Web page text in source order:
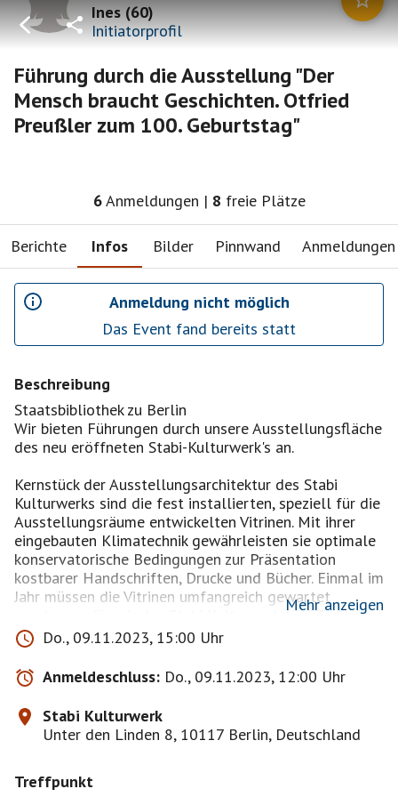
Ines(60)
Initiatorprofil
Führung durch die Ausstellung "Der
Mensch braucht Geschichten. Otfried
Preußler zum 100. Geburtstag"
6Anmeldungen | 8 freie Plätze
Berichte Infos Bilder Pinnwand Anmeldungen
Anmeldung nicht möglich
Das Event fand bereits statt
Beschreibung
Staatsbibliothek zu Berlin
Wir bieten Führungen durch unsere Ausstellungsfläche
des neu eröffneten Stabi-Kulturwerk's an.
Kernstück der Ausstellungsarchitektur des Stabi
Kulturwerks sind die fest installierten, speziell für die
Ausstellungsräume entwickelten Vitrinen. Mit ihrer
eingebauten Klimatechnik gewährleisten sie optimale
konservatorische Bedingungen zur Präsentation
kostbarer Handschriften, Drucke und Bücher. Einmal im
Jahr müssen die Vitrinen umfangreich gewartet
werden, wofür wir das Stabi Kulturwerk fünf Tage
schließen müssen.
Eintritt frei
Barrierefreier Zugang
Wechselausstellungen im Stabi Kulturwerk
»Der Mensch braucht Geschichten«. Otfried Preußler
Mehr anzeigen
Do., 09.11.2023, 15:00 Uhr
Anmeldeschluss: Do., 09.11.2023, 12:00 Uhr
Stabi Kulturwerk
Unter den Linden 8, 10117 Berlin, Deutschland
Treffpunkt